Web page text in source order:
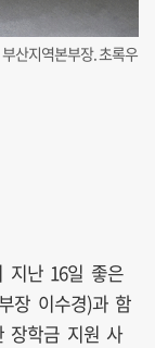
산지역본부장. 초록우
지난 16일 좋은
장 이수경)과 함
장학금 지원 사